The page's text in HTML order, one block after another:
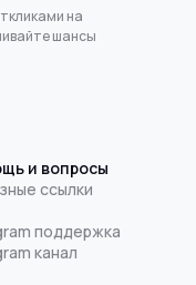
на
шансы
и вопросы
ссылки
поддержка
канал